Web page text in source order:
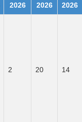
2026
2026
2026
2 20 14